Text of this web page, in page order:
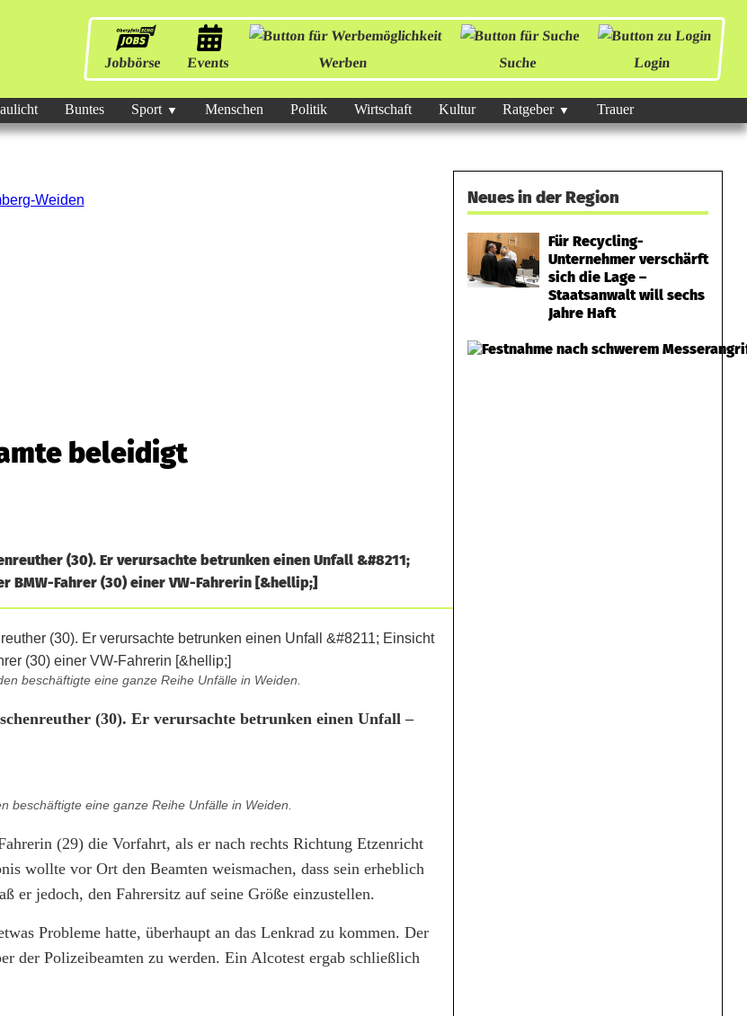
Jobbörse Events Werben Suche Login
Buntes Sport Menschen Politik Wirtschaft Kultur Ratgeber Trauer
beleidigt
(30). Er verursachte betrunken einen Unfall &#8211;
BMW-Fahrer (30) einer VW-Fahrerin [&hellip;]
beschäftigte eine ganze Reihe Unfälle in Weiden.
(30). Er verursachte betrunken einen Unfall –
beschäftigte eine ganze Reihe Unfälle in Weiden.
(29) die Vorfahrt, als er nach rechts Richtung Etzenricht
wollte vor Ort den Beamten weismachen, dass sein erheblich
er jedoch, den Fahrersitz auf seine Größe einzustellen.
Probleme hatte, überhaupt an das Lenkrad zu kommen. Der
der Polizeibeamten zu werden. Ein Alcotest ergab schließlich
Neues in der Region
Für Recycling-
Unternehmer verschärft
sich die Lage –
Staatsanwalt will sechs
Jahre Haft